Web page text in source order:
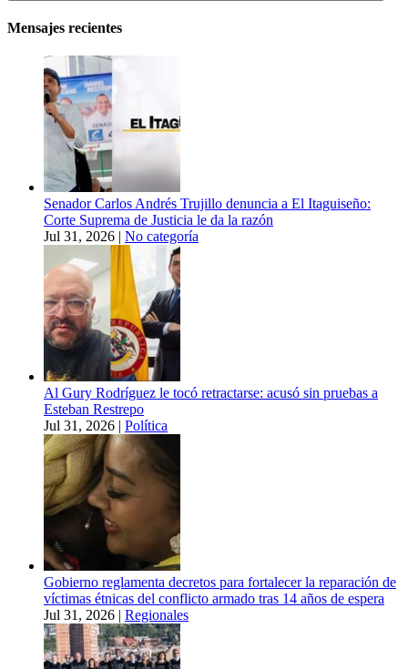
Mensajes recientes
Senador Carlos Andrés Trujillo denuncia a El Itaguiseño:
Corte Suprema de Justicia le da la razón
Jul 31, 2026 | No categoría
Al Gury Rodríguez le tocó retractarse: acusó sin pruebas a
Esteban Restrepo
Jul 31, 2026 | Política
Gobierno reglamenta decretos para fortalecer la reparación de
víctimas étnicas del conflicto armado tras 14 años de espera
Jul 31, 2026 | Regionales